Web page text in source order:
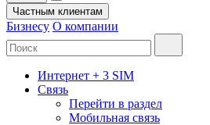
Частным клиентам
Бизнесу О компании
Интернет + 3 SIM
Связь
Перейти в раздел
Мобильная связь